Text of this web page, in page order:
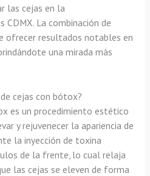
las cejas en la
CDMX. La combinación de
ofrecer resultados notables en
una mirada más
cejas con bótox?
es un procedimiento estético
y rejuvenecer la apariencia de
la inyección de toxina
de la frente, lo cual relaja
las cejas se eleven de forma